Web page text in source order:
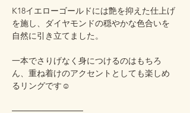
K18イエローゴールドには艶を抑えた仕上げ
を施し、ダイヤモンドの穏やかな色合いを
自然に引き立てました。
一本でさりげなく身につけるのはもちろ
ん、重ね着けのアクセントとしても楽しめ
るリングです☺️
────────────